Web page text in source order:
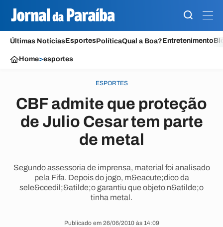
Últimas NotíciasEsportesPolíticaQual a Boa?Entretenimento
Home>esportes
ESPORTES
CBF admite que proteção
de Julio Cesar tem parte
de metal
Segundo assessoria de imprensa, material foi analisado
pela Fifa. Depois do jogo, m&eacute;dico da
sele&ccedil;&atilde;o garantiu que objeto n&atilde;o
tinha metal.
Publicado em 26/06/2010 às 14:09